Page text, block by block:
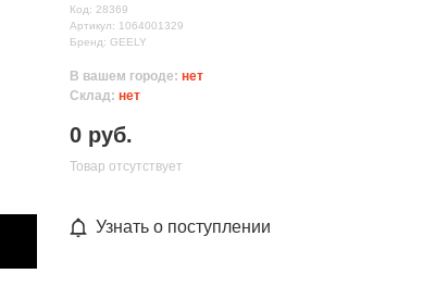
Код: 28369
Артикул: 1064001329
Бренд: GEELY
В вашем городе: нет
Склад: нет
0 руб.
Товар отсутствует
Узнать о поступлении